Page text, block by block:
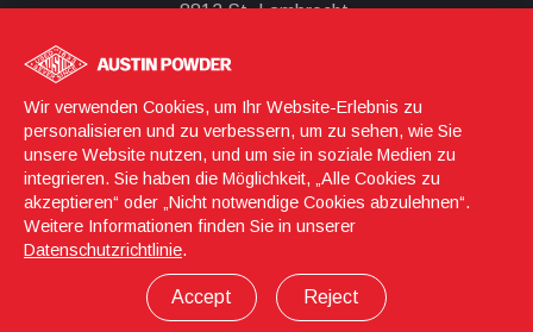
Wir verwenden Cookies, um Ihr Website-Erlebnis zu
personalisieren und zu verbessern, um zu sehen, wie Sie
unsere Website nutzen, und um sie in soziale Medien zu
integrieren. Sie haben die Möglichkeit, „Alle Cookies zu
akzeptieren“ oder „Nicht notwendige Cookies abzulehnen“.
Weitere Informationen finden Sie in unserer
Datenschutzrichtlinie.
8813 St. Lambrecht,
+43 (699)13585211
Anmeldung © 2026 Austin Powder
Datenschutz-Richtlinie
Öffentlichkeits- und Notfallinformation